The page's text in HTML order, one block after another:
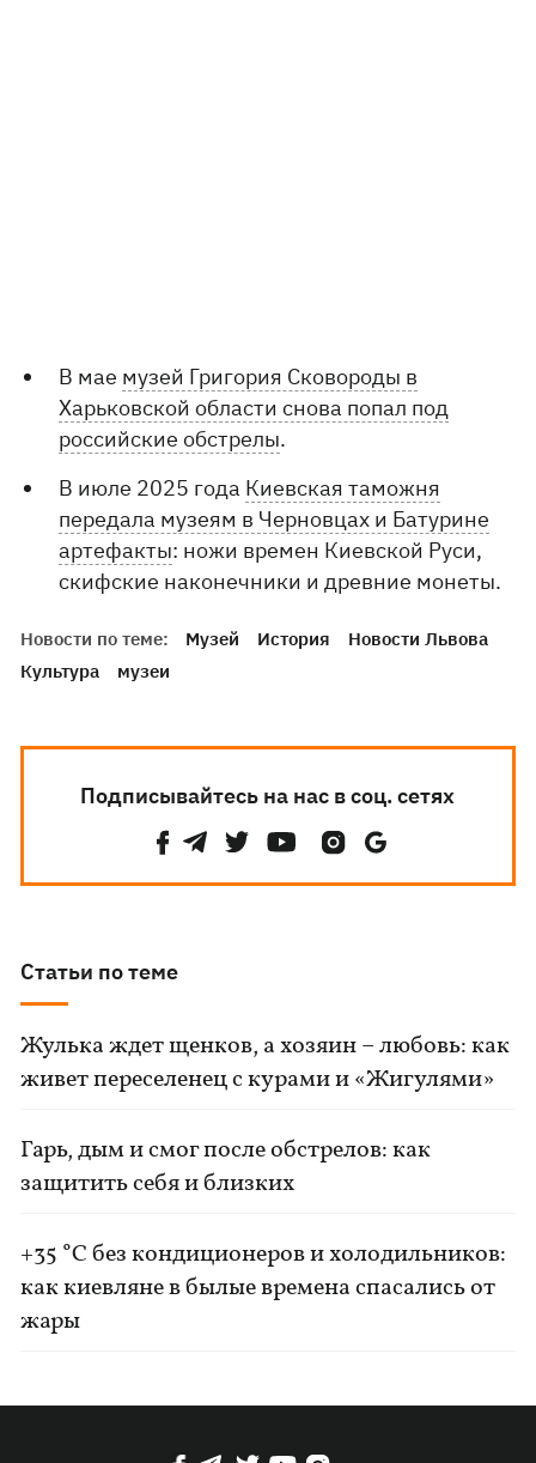
В мае музей Григория Сковороды в
Харьковской области снова попал под
российские обстрелы.
В июле 2025 года Киевская таможня
передала музеям в Черновцах и Батурине
артефакты: ножи времен Киевской Руси,
скифские наконечники и древние монеты.
Новости по теме: Музей История
Новости Львова
Культура
музеи
Подписывайтесь на нас в соц. сетях
Статьи по теме
Жулька ждет щенков, а хозяин – любовь: как
живет переселенец с курами и «Жигулями»
Гарь, дым и смог после обстрелов: как
защитить себя и близких
+35 °C без кондиционеров и холодильников:
как киевляне в былые времена спасались от
жары